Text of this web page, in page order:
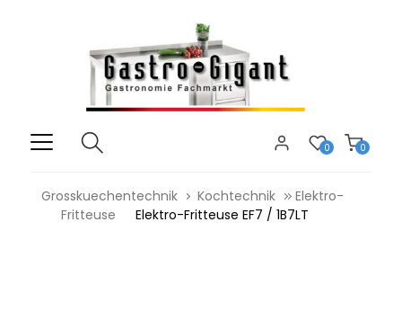
0
0
Grosskuechentechnik Kochtechnik
Elektro-
Fritteuse
Elektro-Fritteuse EF7 / 1B7LT